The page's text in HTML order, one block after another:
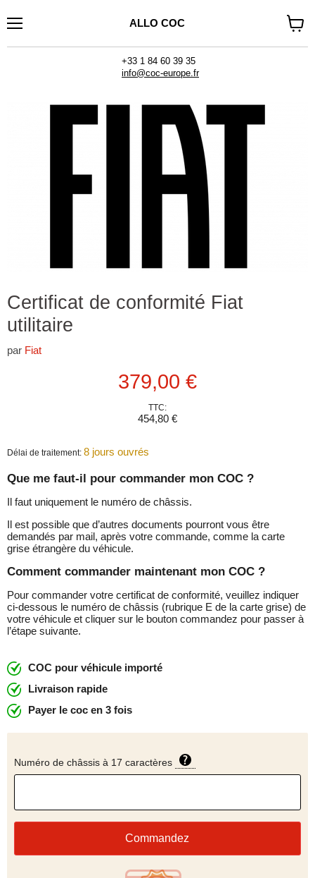
ALLO COC
+33 1 84 60 39 35
info@coc-europe.fr
le
Certificat de conformité Fiat
utilitaire
par Fiat
Prix actuel
379,00 €
TTC:
454,80 €
Délai de traitement: 8 jours ouvrés
Que me faut-il pour commander mon COC ?
Il faut uniquement le numéro de châssis.
Il est possible que d’autres documents pourront vous être
demandés par mail, après votre commande, comme la carte
grise étrangère du véhicule.
Comment commander maintenant mon COC ?
Pour commander votre certificat de conformité, veuillez indiquer
ci-dessous le numéro de châssis (rubrique E de la carte grise) de
votre véhicule et cliquer sur le bouton commandez pour passer à
l’étape suivante.
COC pour véhicule importé
Livraison rapide
Payer le coc en 3 fois
Numéro de châssis à 17 caractères
Commandez